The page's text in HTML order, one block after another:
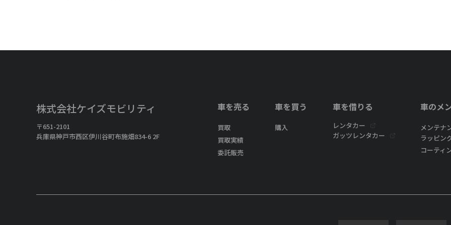
株式会社ケイズモビリティ
〒651-2101
兵庫県神戸市西区伊川谷町布施畑834-6 2F
車を売る
買取
買取実績
委託販売
車を買う
購入
車を借りる
レンタカー
ガッツレンタカー
車のメ
メンテナ
ラッピン
コーティ